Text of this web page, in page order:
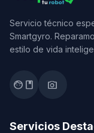
Servicio técnico
Smartgyro.
estilo de vida
facebook photo_camera
Servicios